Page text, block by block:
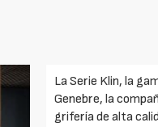
Foto
Siguiente
La Serie Klin, la
Genebre, la
grifería de alta